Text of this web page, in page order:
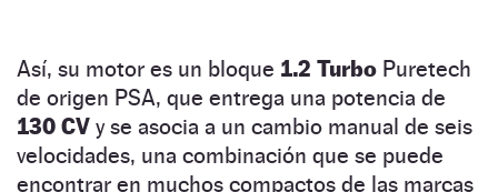
Así, su motor es un bloque 1.2 Turbo Puretech
de origen PSA, que entrega una potencia de
130 CV y se asocia a un cambio manual de seis
velocidades, una combinación que se puede
encontrar en muchos compactos de las marcas